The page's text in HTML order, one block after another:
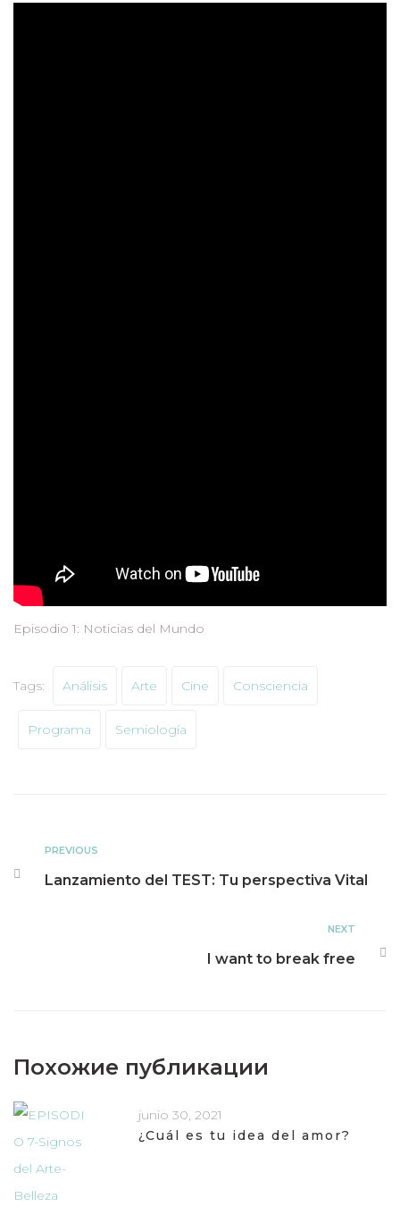
Episodio 1: Noticias del Mundo
Tags: Análisis Arte Cine Consciencia
Programa Semiología
PREVIOUS
Lanzamiento del TEST: Tu perspectiva Vital
NEXT
I want to break free
Похожие публикации
junio 30, 2021
¿Cuál es tu idea del amor?